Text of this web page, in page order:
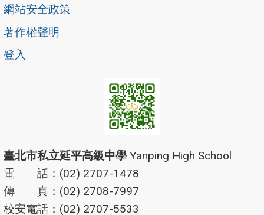
網站安全政策
著作權聲明
登入
臺北市私立延平高級中學 Yanping High School
電 話：(02) 2707-1478
傳 真：(02) 2708-7997
校安電話：(02) 2707-5533